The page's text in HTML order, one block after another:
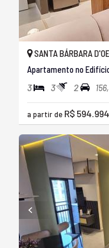
SANTA BÁRBARA
Apartamento no
3 3 2 156,
a partir de R$